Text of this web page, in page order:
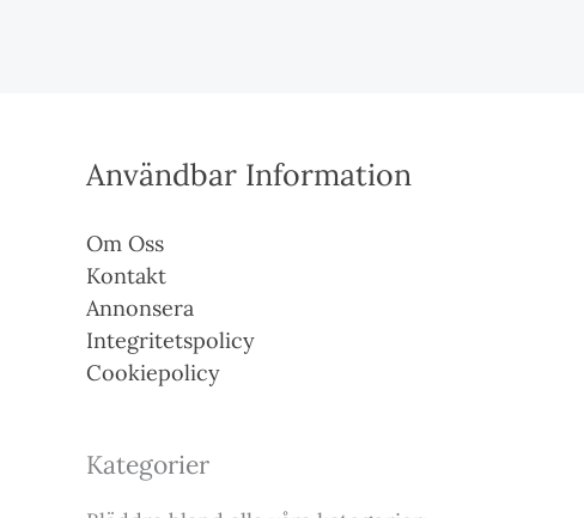
Användbar Information
Om Oss
Kontakt
Annonsera
Integritetspolicy
Cookiepolicy
Kategorier